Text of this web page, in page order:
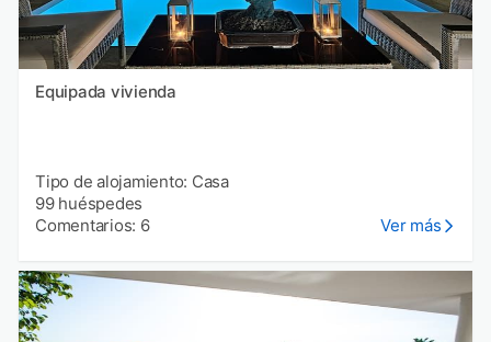
Equipada vivienda
Tipo de alojamiento: Casa
99 huéspedes
Comentarios: 6
Ver más